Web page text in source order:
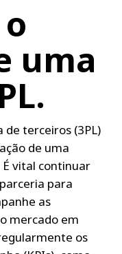
uma
de terceiros (3PL)
de uma
vital continuar
para
as
mercado em
os